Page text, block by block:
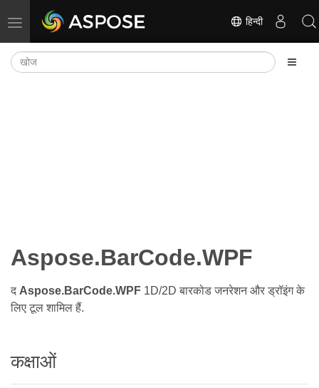
नेविगेशन टॉगल करें हिन्दी
Aspose.BarCode.WPF
द Aspose.BarCode.WPF 1D/2D बारकोड जनरेशन और ड्रॉइंग के
लिए टूल शामिल हैं.
कक्षाओं